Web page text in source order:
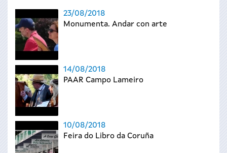
23/08/2018
Monumenta. Andar con arte
14/08/2018
PAAR Campo Lameiro
10/08/2018
Feira do Libro da Coruña